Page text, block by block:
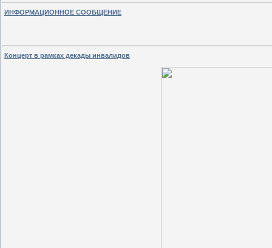
ИНФОРМАЦИОННОЕ СООБЩЕНИЕ
Концерт в рамках декады инвалидов